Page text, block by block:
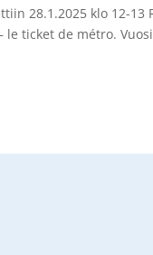
28.1.2025 klo 12-
ticket de métro.